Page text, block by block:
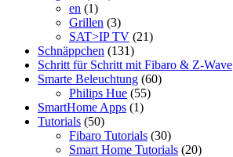
en (1)
Grillen (3)
SAT>IP TV (21)
Schnäppchen (131)
Schritt für Schritt mit Fibaro & Z-Wave
Smarte Beleuchtung (60)
Philips Hue (55)
SmartHome Apps (1)
Tutorials (50)
Fibaro Tutorials (30)
Smart Home Tutorials (20)